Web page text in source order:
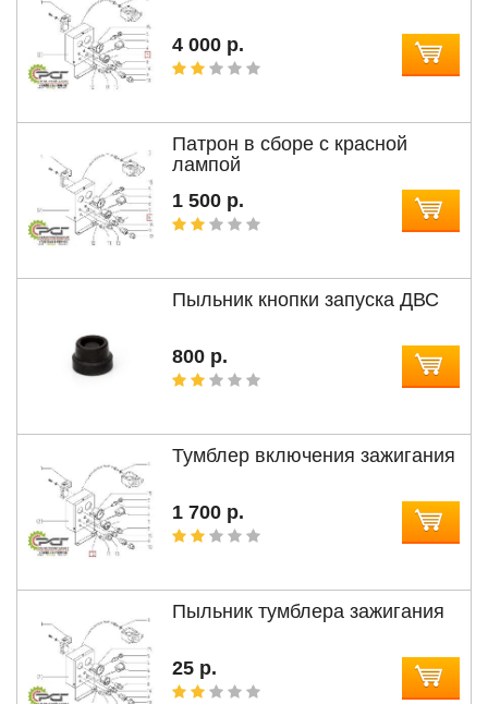
4 000 р.
Патрон в сборе с красной
лампой
1 500 р.
Пыльник кнопки запуска ДВС
800 р.
Тумблер включения зажигания
1 700 р.
Пыльник тумблера зажигания
25 р.